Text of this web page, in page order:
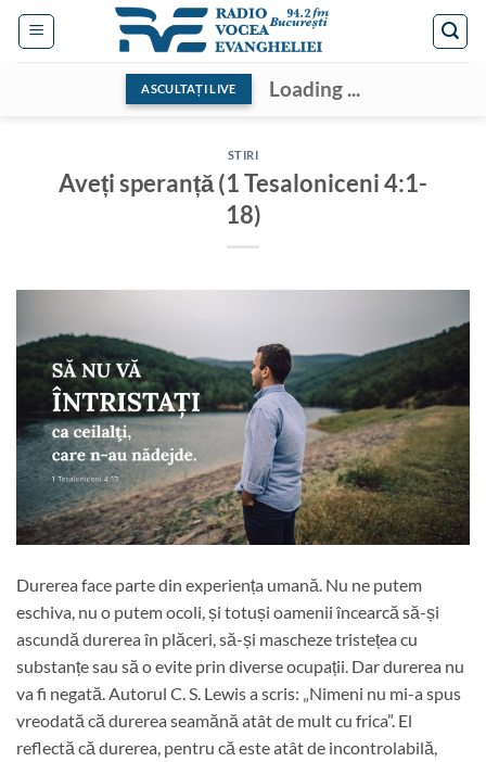
Skip
ASCULTAȚI LIVE Loading ...
STIRI
Aveți speranță (1 Tesaloniceni 4:1-
18)
Durerea face parte din experiența umană. Nu ne putem
eschiva, nu o putem ocoli, și totuși oamenii încearcă să-și
ascundă durerea în plăceri, să-și mascheze tristețea cu
substanțe sau să o evite prin diverse ocupații. Dar durerea nu
va fi negată. Autorul C. S. Lewis a scris: „Nimeni nu mi-a spus
vreodată că durerea seamănă atât de mult cu frica”. El
reflectă că durerea, pentru că este atât de incontrolabilă,